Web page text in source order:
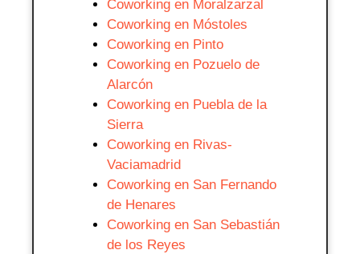
Coworking en Moralzarzal
Coworking en Móstoles
Coworking en Pinto
Coworking en Pozuelo de
Alarcón
Coworking en Puebla de la
Sierra
Coworking en Rivas-
Vaciamadrid
Coworking en San Fernando
de Henares
Coworking en San Sebastián
de los Reyes